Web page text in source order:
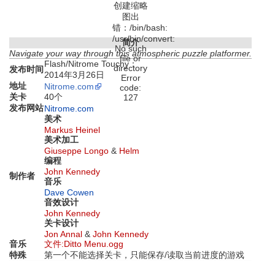
创建缩略
图出
错：/bin/bash:
/usr/bin/convert:
No such
file or
directory
Error
code:
127
简介
Navigate your way through this atmospheric puzzle platformer.
发布时间
Flash/Nitrome Touchy：
2014年3月26日
地址
Nitrome.com
关卡
40个
发布网站Nitrome.com
制作者
美术
Markus Heinel
美术加工
Giuseppe Longo & Helm
编程
John Kennedy
音乐
Dave Cowen
音效设计
John Kennedy
关卡设计
Jon Annal & John Kennedy
音乐
文件:Ditto Menu.ogg
特殊
第一个不能选择关卡，只能保存/读取当前进度的游戏